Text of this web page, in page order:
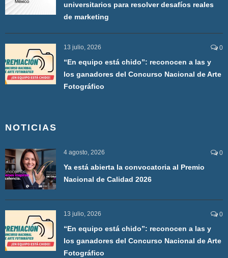
universitarios para resolver desafíos reales
de marketing
13 julio, 2026 0
“En equipo está chido”: reconocen a las y
los ganadores del Concurso Nacional de Arte
Fotográfico
NOTICIAS
4 agosto, 2026 0
Ya está abierta la convocatoria al Premio
Nacional de Calidad 2026
13 julio, 2026 0
“En equipo está chido”: reconocen a las y
los ganadores del Concurso Nacional de Arte
Fotográfico